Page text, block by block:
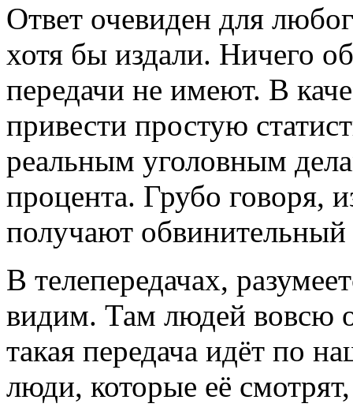
Ответ очевиден для
хотя бы издали. Ничего
передачи не имеют. В
привести простую
реальным уголовным
процента. Грубо говоря,
получают обвинительный
В телепередачах,
видим. Там людей вовсю
такая передача идёт по
люди, которые её